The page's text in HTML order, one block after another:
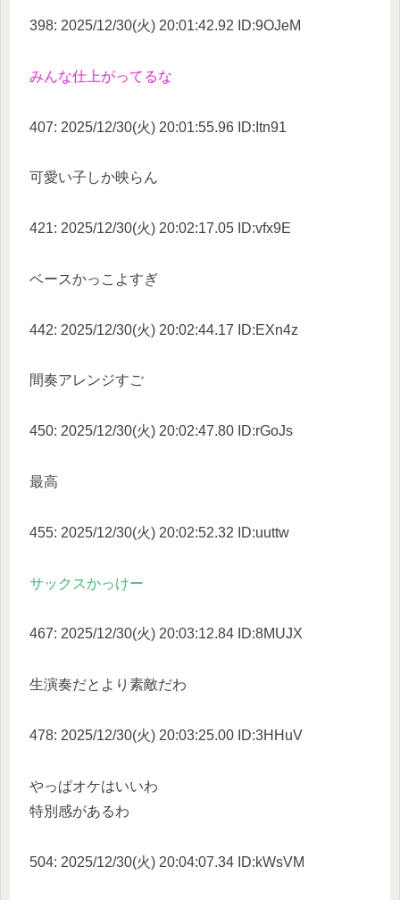
398: 2025/12/30(火) 20:01:42.92 ID:9OJeM
みんな仕上がってるな
407: 2025/12/30(火) 20:01:55.96 ID:Itn91
可愛い子しか映らん
421: 2025/12/30(火) 20:02:17.05 ID:vfx9E
ベースかっこよすぎ
442: 2025/12/30(火) 20:02:44.17 ID:EXn4z
間奏アレンジすご
450: 2025/12/30(火) 20:02:47.80 ID:rGoJs
最高
455: 2025/12/30(火) 20:02:52.32 ID:uuttw
サックスかっけー
467: 2025/12/30(火) 20:03:12.84 ID:8MUJX
生演奏だとより素敵だわ
478: 2025/12/30(火) 20:03:25.00 ID:3HHuV
やっぱオケはいいわ
特別感があるわ
504: 2025/12/30(火) 20:04:07.34 ID:kWsVM